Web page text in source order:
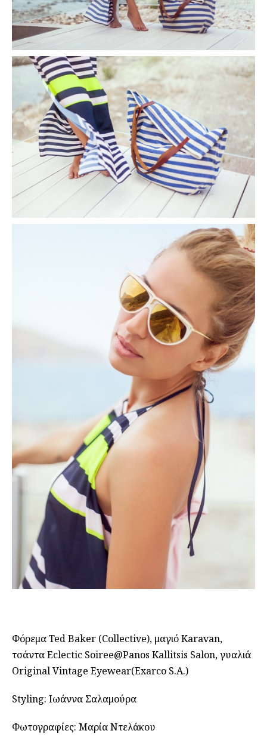
Φόρεμα Ted Baker (Collective), μαγιό Karavan,
τσάντα Eclectic Soiree@Panos Kallitsis Salon, γυαλιά
Original Vintage Eyewear(Exarco S.Α.)
Styling: Ιωάννα Σαλαμούρα
Φωτογραφίες: Μαρία Ντελάκου